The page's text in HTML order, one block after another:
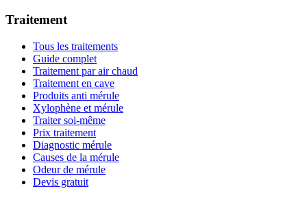
Traitement
Tous les traitements
Guide complet
Traitement par air chaud
Traitement en cave
Produits anti mérule
Xylophène et mérule
Traiter soi-même
Prix traitement
Diagnostic mérule
Causes de la mérule
Odeur de mérule
Devis gratuit